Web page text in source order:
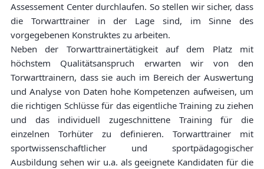
Assessement Center durchlaufen. So stellen wir sicher, dass
die Torwarttrainer in der Lage sind, im Sinne des
vorgegebenen Konstruktes zu arbeiten.
Neben der Torwarttrainertätigkeit auf dem Platz mit
höchstem Qualitätsanspruch erwarten wir von den
Torwarttrainern, dass sie auch im Bereich der Auswertung
und Analyse von Daten hohe Kompetenzen aufweisen, um
die richtigen Schlüsse für das eigentliche Training zu ziehen
und das individuell zugeschnittene Training für die
einzelnen Torhüter zu definieren. Torwarttrainer mit
sportwissenschaftlicher und sportpädagogischer
Ausbildung sehen wir u.a. als geeignete Kandidaten für die